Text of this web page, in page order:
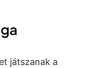
játszanak a